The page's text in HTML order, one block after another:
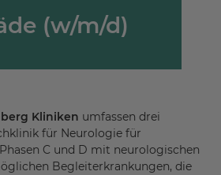
(w/m/d)
Kliniken umfassen drei
für Neurologie für
C und D mit neurologischen
Begleiterkrankungen, die